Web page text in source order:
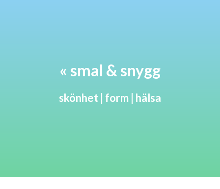
« smal & snygg
skönhet | form | hälsa